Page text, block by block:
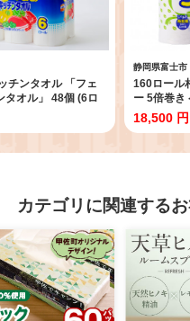
チンタオル 「フェ
タオル」 48個 (6ロ
) (1ロール 2枚重ね
丈夫 キッチンペー
ーパータオル 備蓄
静岡県富士市
160ロール
ー 5倍巻き
32R(ロー
し無地 備
18,500 円
カテゴリに関連する